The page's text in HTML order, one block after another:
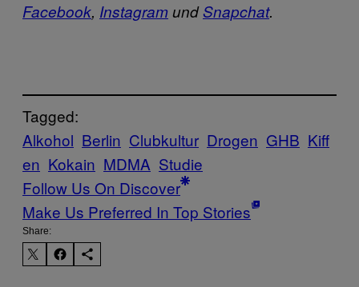
Facebook, InstagramundSnapchat.
Tagged:
Alkohol Berlin Clubkultur Drogen GHB Kiff
en Kokain MDMA Studie
Follow Us On Discover
Make Us Preferred In Top Stories
Share: